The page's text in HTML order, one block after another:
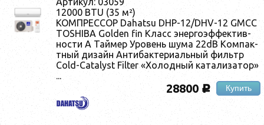
12000 BTU (35 м²)
КОМ­ПРЕС­СОР Dahatsu DHP-12/DHV-12 GMCC
TOSHIBA Golden fin Класс энер­го­эф­фектив­
ности А Тай­мер Уро­вень шу­ма 22dB Ком­пак­
тный ди­зайн Ан­ти­бак­те­ри­аль­ный филь­тр
Cold-Catalyst Filter «Хо­лод­ный ка­тали­затор»
...
28800 c Купить